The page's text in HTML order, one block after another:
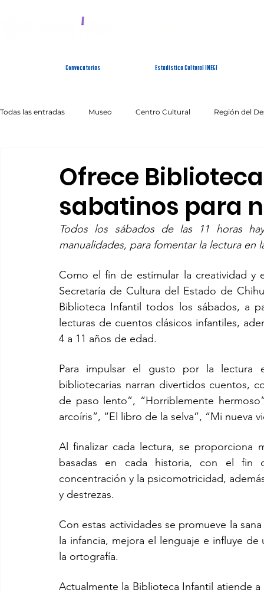
Convocatorias Estadística Cultural INEGI
Todas las entradas Museo Centro Cultural Región del
Ofrece
sabatinos para
Todos los sábados de las 11 horas
manualidades, para fomentar la lectura en
Como el fin de estimular la creatividad y
Secretaría de Cultura del Estado de
Biblioteca Infantil todos los sábados, a
lecturas de cuentos clásicos infantiles,
4 a 11 años de edad.
Para impulsar el gusto por la lectura
bibliotecarias narran divertidos cuentos,
de paso lento”, “Horriblemente
arcoíris”, “El libro de la selva”, “Mi nueva
Al finalizar cada lectura, se proporciona
basadas en cada historia, con el fin
concentración y la psicomotricidad,
y destrezas.
Con estas actividades se promueve la
la infancia, mejora el lenguaje e influye
la ortografía.
Actualmente la Biblioteca Infantil atiende